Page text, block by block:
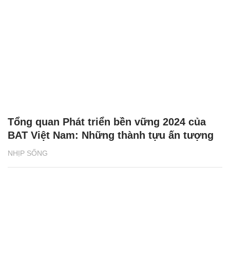
NHỊP SỐNG
Tổng quan Phát triển bền vững 2024 của
BAT Việt Nam: Những thành tựu ấn tượng